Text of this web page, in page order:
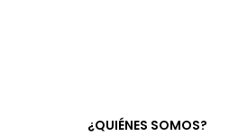
¿QUIÉNES SOMOS?